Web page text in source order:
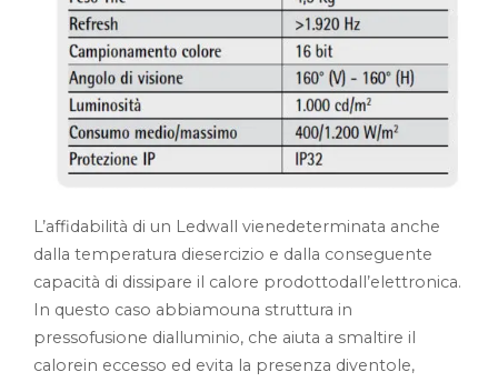
L’affidabilità di un Ledwall vienedeterminata anche
dalla temperatura diesercizio e dalla conseguente
capacità di dissipare il calore prodottodall’elettronica.
In questo caso abbiamouna struttura in
pressofusione dialluminio, che aiuta a smaltire il
calorein eccesso ed evita la presenza diventole,